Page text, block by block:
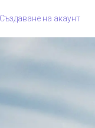
Създаване на акаунт